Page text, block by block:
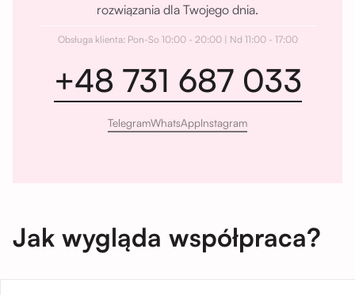
rozwiązania dla Twojego dnia.
Obsługa klienta: Pon-So 10:00 - 20:00 | Nd 11:00 - 17:00
+48 731 687 033
TelegramWhatsAppInstagram
Jak wygląda współpraca?